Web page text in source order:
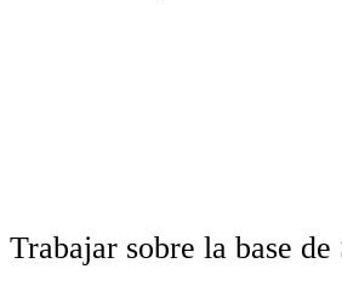
Trabajar sobre la base